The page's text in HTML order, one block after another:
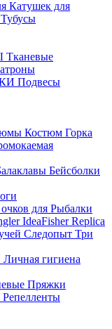
Катушек для
Тубусы
Тканевые
Подвесы
Костюм Горка
Бейсболки
для Рыбалки
IdeaFisherReplica
Следопыт Три
Личная гигиена
Пряжки
Репелленты